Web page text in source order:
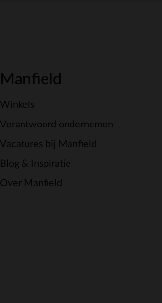
Manfield
Winkels
Verantwoord ondernemen
Vacatures bij Manfield
Blog & Inspiratie
Over Manfield